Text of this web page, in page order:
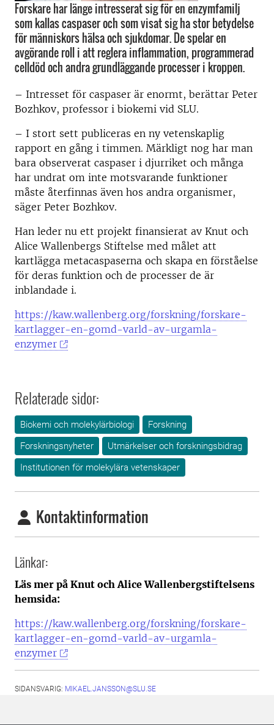
Forskare har länge intresserat sig för en enzymfamilj
som kallas caspaser och som visat sig ha stor betydelse
för människors hälsa och sjukdomar. De spelar en
avgörande roll i att reglera inflammation, programmerad
celldöd och andra grundläggande processer i kroppen.
– Intresset för caspaser är enormt, berättar Peter
Bozhkov, professor i biokemi vid SLU.
– I stort sett publiceras en ny vetenskaplig
rapport en gång i timmen. Märkligt nog har man
bara observerat caspaser i djurriket och många
har undrat om inte motsvarande funktioner
måste återfinnas även hos andra organismer,
säger Peter Bozhkov.
Han leder nu ett projekt finansierat av Knut och
Alice Wallenbergs Stiftelse med målet att
kartlägga metacaspaserna och skapa en förståelse
för deras funktion och de processer de är
inblandade i.
https://kaw.wallenberg.org/forskning/forskare-
kartlagger-en-gomd-varld-av-urgamla-
enzymer
Relaterade sidor:
Biokemi och molekylärbiologi
Forskning
Forskningsnyheter
Utmärkelser och forskningsbidrag
Institutionen för molekylära vetenskaper
Kontaktinformation
Länkar:
Läs mer på Knut och Alice Wallenbergstiftelsens
hemsida:
https://kaw.wallenberg.org/forskning/forskare-
kartlagger-en-gomd-varld-av-urgamla-
enzymer
SIDANSVARIG: MIKAEL.JANSSON@SLU.SE